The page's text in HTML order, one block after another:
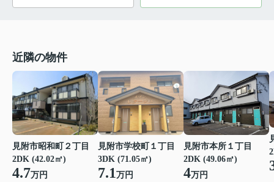
近隣の物件
見附市昭和町２丁目
2DK (42.02㎡)
4.7万円
見附市学校町１丁目
3DK (71.05㎡)
7.1万円
見附市本所１丁目
2DK (49.06㎡)
4万円